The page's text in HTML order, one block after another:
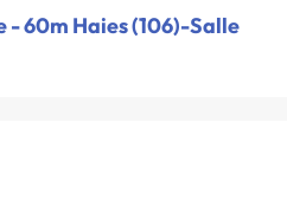
- 60m Haies (106)-Salle